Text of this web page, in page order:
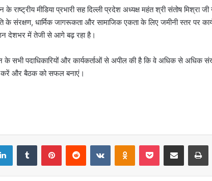
मीडिया प्रभारी सह दिल्ली प्रदेश अध्यक्ष महंत श्री संतोष मिश्रा जी
संरक्षण, धार्मिक जागरूकता और सामाजिक एकता के लिए जमीनी स्तर पर
देशभर में तेजी से आगे बढ़ रहा है।
के सभी पदाधिकारियों और कार्यकर्ताओं से अपील की है कि वे अधिक से अधिक
करें और बैठक को सफल बनाएं।